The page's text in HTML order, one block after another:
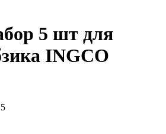
5 шт для
INGCO